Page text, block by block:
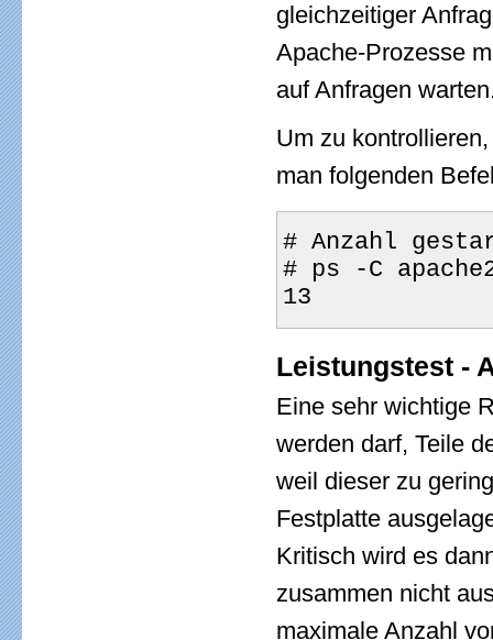
gleichzeitiger
Apache-Prozesse
auf Anfragen
Um zu
man folgenden
# Anzahl
# ps -C
13
Leistungstest -
Eine sehr wichtige
werden darf, Teile
weil dieser zu
Festplatte
Kritisch wird es
zusammen nicht
maximale Anzahl